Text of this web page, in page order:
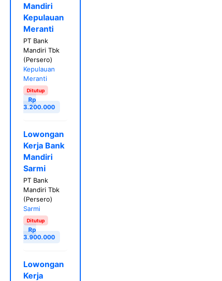
Mandiri
Kepulauan
Meranti
PT Bank
Mandiri Tbk
(Persero)
Kepulauan
Meranti
Ditutup
Rp
3.200.000
Lowongan
Kerja Bank
Mandiri
Sarmi
PT Bank
Mandiri Tbk
(Persero)
Sarmi
Ditutup
Rp
3.900.000
Lowongan
Kerja